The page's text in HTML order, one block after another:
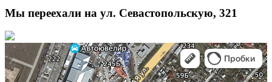
Мы переехали на ул. Севастопольскую, 321